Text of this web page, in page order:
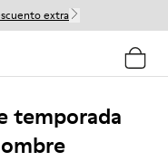
extra
temporada